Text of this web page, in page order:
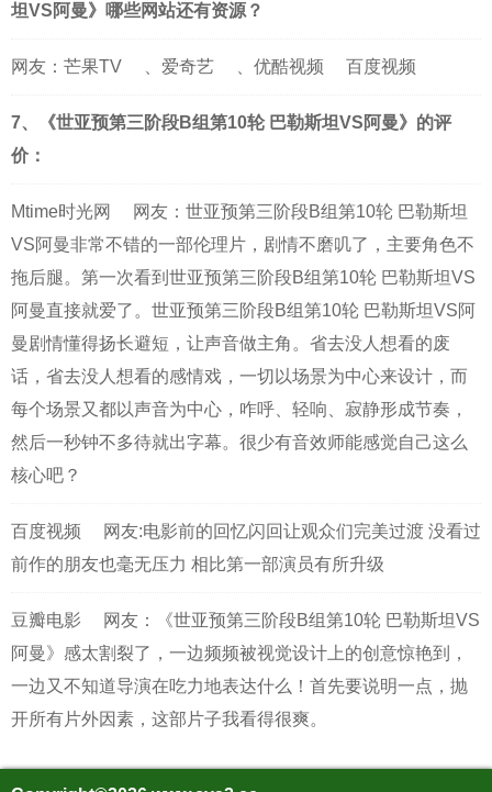
坦VS阿曼》哪些网站还有资源？
网友： 芒果TV 、 爱奇艺 、 优酷视频 百度视频
7、《世亚预第三阶段B组第10轮 巴勒斯坦VS阿曼》的评
价：
Mtime时光网
网友：世亚预第三阶段B组第10轮 巴勒斯坦
VS阿曼非常不错的一部伦理片，剧情不磨叽了，主要角色不
拖后腿。第一次看到世亚预第三阶段B组第10轮 巴勒斯坦VS
阿曼直接就爱了。世亚预第三阶段B组第10轮 巴勒斯坦VS阿
曼剧情懂得扬长避短，让声音做主角。省去没人想看的废
话，省去没人想看的感情戏，一切以场景为中心来设计，而
每个场景又都以声音为中心，咋呼、轻响、寂静形成节奏，
然后一秒钟不多待就出字幕。很少有音效师能感觉自己这么
核心吧？
百度视频
网友:电影前的回忆闪回让观众们完美过渡 没看过
前作的朋友也毫无压力 相比第一部演员有所升级
豆瓣电影
网友：《世亚预第三阶段B组第10轮 巴勒斯坦VS
阿曼》感太割裂了，一边频频被视觉设计上的创意惊艳到，
一边又不知道导演在吃力地表达什么！首先要说明一点，抛
开所有片外因素，这部片子我看得很爽。